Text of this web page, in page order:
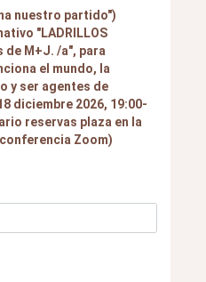
nuestro partido")
"LADRILLOS
de M+J. /a", para
el mundo, la
y ser agentes de
diciembre 2026, 19:00-
reservas plaza en la
Zoom)